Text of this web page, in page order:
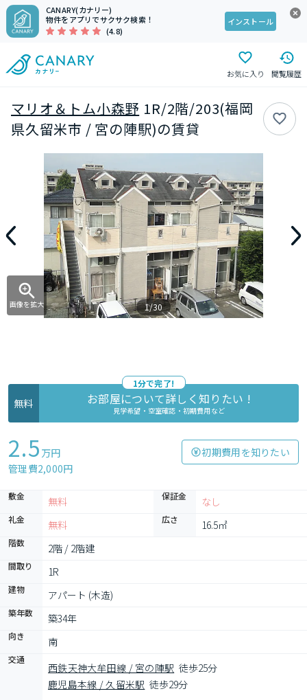
CANARY(カナリー)
物件をアプリでサクサク検索！
(4.8)
インストール
お気に入り 閲覧履歴
マリオ＆トム小森野 1R/2階/203(福岡
県久留米市 / 宮の陣駅)の賃貸
画像を拡大 1/30
1分で完了!
無料 お部屋について詳しく知りたい !
見学希望・空室確認・初期費用など
2.5 万円
管理費2,000円
初期費用を知りたい
敷金 無料 保証金 なし
礼金 無料 広さ 16.5㎡
階数 2階 / 2階建
間取り 1R
建物 アパート (木造)
築年数 築34年
向き 南
交通
西鉄天神大牟田線 / 宮の陣駅 徒歩25分
鹿児島本線 / 久留米駅 徒歩29分